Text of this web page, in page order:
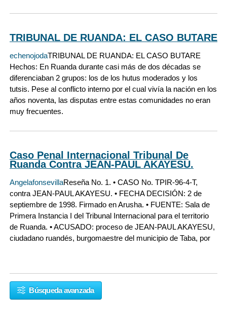
TRIBUNAL DE RUANDA: EL CASO BUTARE
echenojodaTRIBUNAL DE RUANDA: EL CASO BUTARE
Hechos: En Ruanda durante casi más de dos décadas se
diferenciaban 2 grupos: los de los hutus moderados y los
tutsis. Pese al conflicto interno por el cual vivía la nación en los
años noventa, las disputas entre estas comunidades no eran
muy frecuentes.
Caso Penal Internacional Tribunal De
Ruanda Contra JEAN-PAUL AKAYESU.
AngelafonsevillaReseña No. 1. • CASO No. TPIR-96-4-T,
contra JEAN-PAUL AKAYESU. • FECHA DECISIÓN: 2 de
septiembre de 1998. Firmado en Arusha. • FUENTE: Sala de
Primera Instancia I del Tribunal Internacional para el territorio
de Ruanda. • ACUSADO: proceso de JEAN-PAUL AKAYESU,
ciudadano ruandés, burgomaestre del municipio de Taba, por
Búsqueda avanzada